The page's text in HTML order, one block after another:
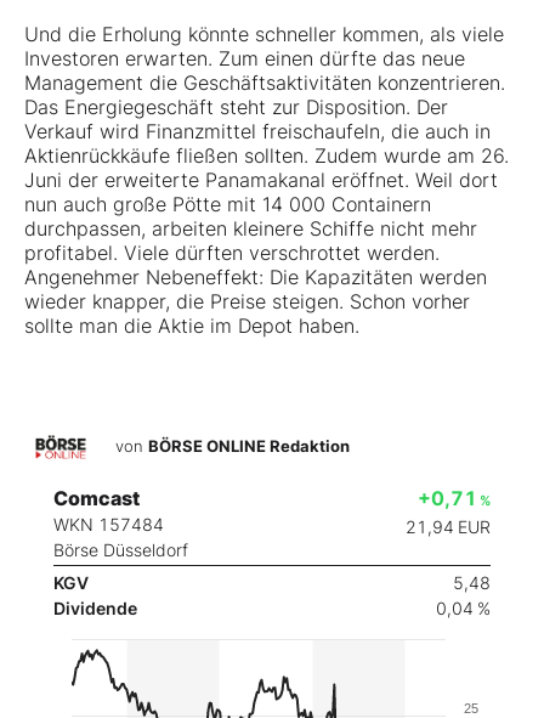
Und die Erholung könnte schneller kommen, als viele
Investoren erwarten. Zum einen dürfte das neue
Management die Geschäftsaktivitäten konzentrieren.
Das Energiegeschäft steht zur Disposition. Der
Verkauf wird Finanzmittel freischaufeln, die auch in
Aktienrückkäufe fließen sollten. Zudem wurde am 26.
Juni der erweiterte Panamakanal eröffnet. Weil dort
nun auch große Pötte mit 14 000 Containern
durchpassen, arbeiten kleinere Schiffe nicht mehr
profitabel. Viele dürften verschrottet werden.
Angenehmer Nebeneffekt: Die Kapazitäten werden
wieder knapper, die Preise steigen. Schon vorher
sollte man die Aktie im Depot haben.
von BÖRSE ONLINE Redaktion
Comcast
WKN 157484
Börse Düsseldorf
+0,71 %
21,94 EUR
KGV
5,48
Dividende
0,04 %
25